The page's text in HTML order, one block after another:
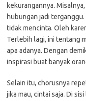
kekurangannya.
hubungan jadi
tidak mencinta. Oleh
Terlebih lagi, ini tentang
apa adanya. Dengan
inspirasi buat banyak
Selain itu, chorusnya
jika mau, cintai saja. Di